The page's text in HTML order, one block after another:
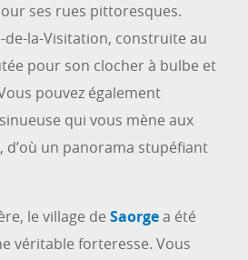
ses rues pittoresques.
de-la-Visitation, construite au
pour son clocher à bulbe et
pouvez également
qui vous mène aux
d’où un panorama stupéfiant
le village de Saorgea été
véritable forteresse. Vous